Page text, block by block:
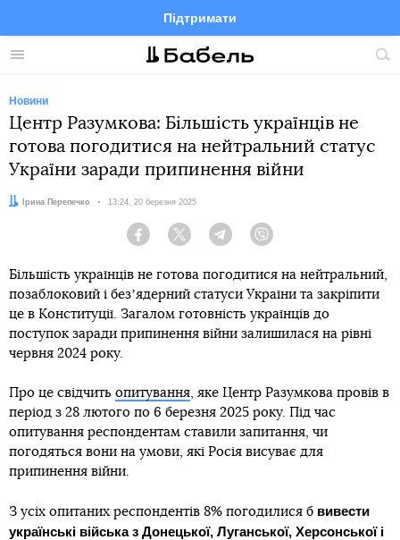
Меню
Підтримати
FacebookTelegramTwitter
Новини
Центр Разумкова: Більшість українців не
готова погодитися на нейтральний статус
України заради припинення війни
Автор:Ірина Перепечко Дата:
13:24, 20 березня 2025
Facebook Twitter Telegram
Більшість українців не готова погодитися на нейтральний,
позаблоковий і безʼядерний статуси України та закріпити
це в Конституції. Загалом готовність українців до
поступок заради припинення війни залишилася на рівні
червня 2024 року.
Про це свідчить опитування, яке Центр Разумкова провів в
період з 28 лютого по 6 березня 2025 року. Під час
опитування респондентам ставили запитання, чи
погодяться вони на умови, які Росія висуває для
припинення війни.
З усіх опитаних респондентів 8% погодилися б вивести
українські війська з Донецької, Луганської, Херсонської і